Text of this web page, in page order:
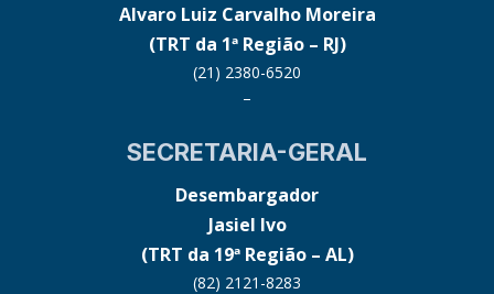
Alvaro Luiz Carvalho Moreira
(TRT da 1ª Região – RJ)
(21) 2380-6520
–
SECRETARIA-GERAL
Desembargador
Jasiel Ivo
(TRT da 19ª Região – AL)
(82) 2121-8283